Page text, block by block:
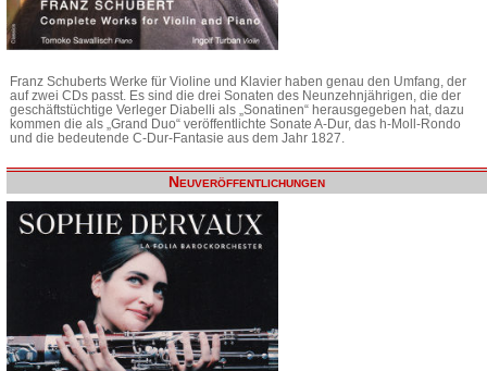
Franz Schuberts Werke für Violine und Klavier haben genau den Umfang, der
auf zwei CDs passt. Es sind die drei Sonaten des Neunzehnjährigen, die der
geschäftstüchtige Verleger Diabelli als „Sonatinen“ herausgegeben hat, dazu
kommen die als „Grand Duo“ veröffentlichte Sonate A-Dur, das h-Moll-Rondo
und die bedeutende C-Dur-Fantasie aus dem Jahr 1827.
Neuveröffentlichungen